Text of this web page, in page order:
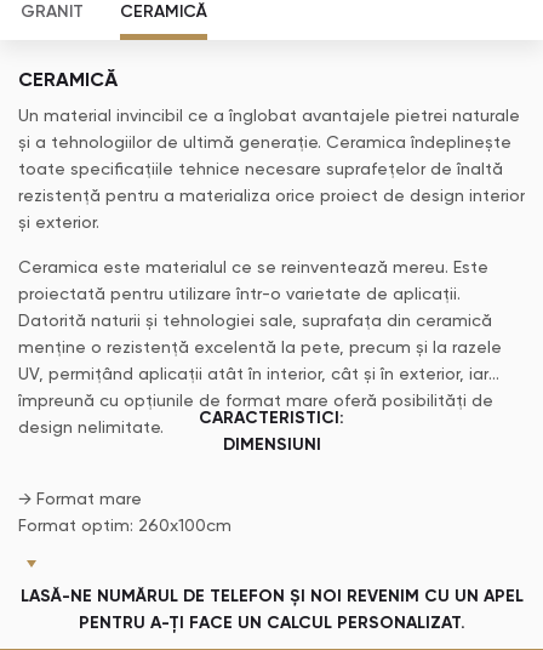
GRANIT CERAMICĂ
CERAMICĂ
Un material invincibil ce a înglobat avantajele pietrei naturale
și a tehnologiilor de ultimă generație. Ceramica îndeplinește
toate specificațiile tehnice necesare suprafețelor de înaltă
rezistență pentru a materializa orice proiect de design interior
și exterior.
Ceramica este materialul ce se reinventează mereu. Este
proiectată pentru utilizare într-o varietate de aplicații.
Datorită naturii și tehnologiei sale, suprafața din ceramică
menține o rezistență excelentă la pete, precum și la razele
UV, permițând aplicații atât în interior, cât și în exterior, iar
împreună cu opțiunile de format mare oferă posibilități de
design nelimitate.
CARACTERISTICI:
DIMENSIUNI
→ Format mare
Format optim: 260x100cm
→ Alte formate
106x71cm; 142x106cm; 142x142cm; 142x71cm;
LASĂ-NE NUMĂRUL DE TELEFON ȘI NOI REVENIM CU UN APEL
PENTRU A-ȚI FACE UN CALCUL PERSONALIZAT.